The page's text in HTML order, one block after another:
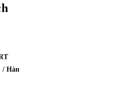
/ Hàn